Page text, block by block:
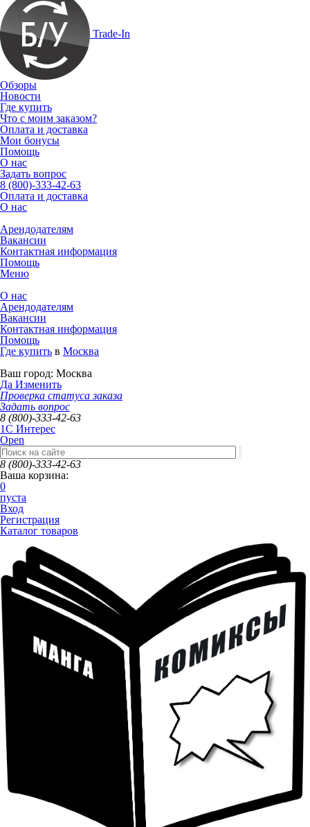
Trade-In
Обзоры
Новости
Где купить
Что с моим заказом?
Оплата и доставка
Мои бонусы
Помощь
О нас
Задать вопрос
8 (800)-333-42-63
Оплата и доставка
О нас
Арендодателям
Вакансии
Контактная информация
Помощь
Меню
О нас
Арендодателям
Вакансии
Контактная информация
Помощь
Где купить в Москва
Ваш город: Москва
Да Изменить
Проверка статуса заказа
Задать вопрос
8 (800)-333-42-63
1C Интерес
Open
8 (800)-333-42-63
Ваша корзина:
0
пуста
Вход
Регистрация
Каталог товаров